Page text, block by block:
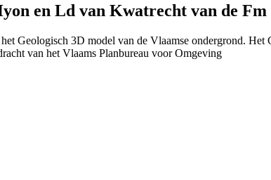
en Ld van Kwatrecht van de
Geologisch 3D model van de Vlaamse ondergrond.
van het Vlaams Planbureau voor Omgeving